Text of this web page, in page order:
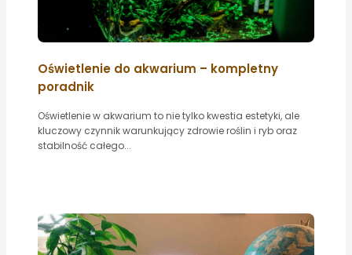
Oświetlenie do akwarium – kompletny
poradnik
Oświetlenie w akwarium to nie tylko kwestia estetyki, ale
kluczowy czynnik warunkujący zdrowie roślin i ryb oraz
stabilność całego...